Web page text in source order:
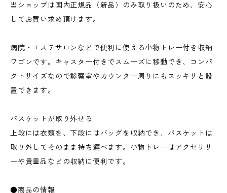
当ショップは国内正規品（新品）のみ取り扱いのため、安心
してお買い求め頂けます。
病院・エステサロンなどで便利に使える小物トレー付き収納
ワゴンです。キャスター付きでスムーズに移動でき、コンパ
クトサイズなので診察室やカウンター周りにもスッキリと設
置できます。
バスケットが取り外せる
上段には衣類を、下段にはバッグを収納でき、バスケットは
取り外してそのまま持ち運べます。小物トレーはアクセサリ
ーや貴重品などの収納に便利です。
●商品の情報